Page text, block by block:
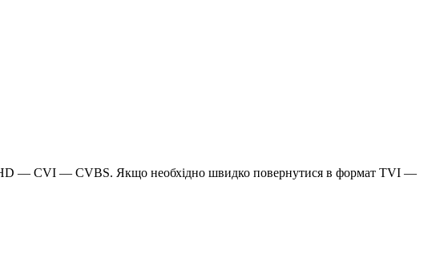
— CVI — CVBS. Якщо необхідно швидко повернутися в формат TVI —